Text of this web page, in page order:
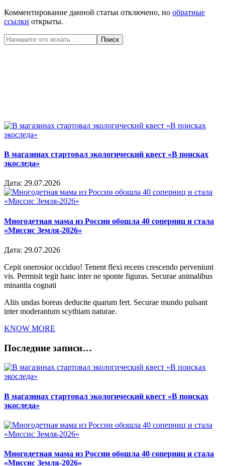
Комментирование данной статьи отключено, но обратные
ссылки открыты.
Поиск
В магазинах стартовал экологический квест «В поисках
экоследа»
Дата: 29.07.2026
Многодетная мама из России обошла 40 соперниц и стала
«Миссис Земля-2026»
Дата: 29.07.2026
Cepit onerosior occiduo! Tenent flexi recens crescendo perveniunt
vis. Permisit tegit hanc inter ne sponte figuras. Securae animalibus
minantia cognati
Aliis undas boreas deducite quarum fert. Securae mundo pulsant
inter moderantum scythiam naturae.
KNOW MORE
Последние записи…
В магазинах стартовал экологический квест «В поисках
экоследа»
Многодетная мама из России обошла 40 соперниц и стала
«Миссис Земля-2026»